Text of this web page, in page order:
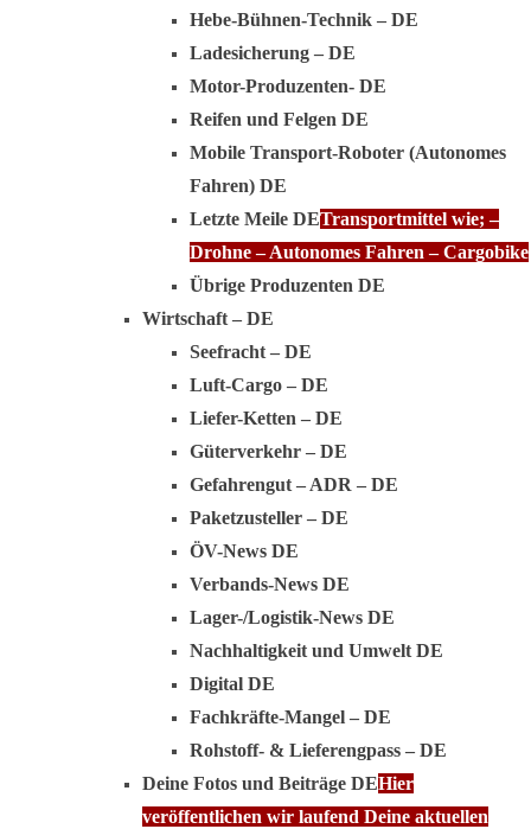
Hebe-Bühnen-Technik – DE
Ladesicherung – DE
Motor-Produzenten- DE
Reifen und Felgen DE
Mobile Transport-Roboter (Autonomes
Fahren) DE
Letzte Meile DETransportmittel wie; –
Drohne – Autonomes Fahren – Cargobike
Übrige Produzenten DE
Wirtschaft – DE
Seefracht – DE
Luft-Cargo – DE
Liefer-Ketten – DE
Güterverkehr – DE
Gefahrengut – ADR – DE
Paketzusteller – DE
ÖV-News DE
Verbands-News DE
Lager-/Logistik-News DE
Nachhaltigkeit und Umwelt DE
Digital DE
Fachkräfte-Mangel – DE
Rohstoff- & Lieferengpass – DE
Deine Fotos und Beiträge DEHier
veröffentlichen wir laufend Deine aktuellen